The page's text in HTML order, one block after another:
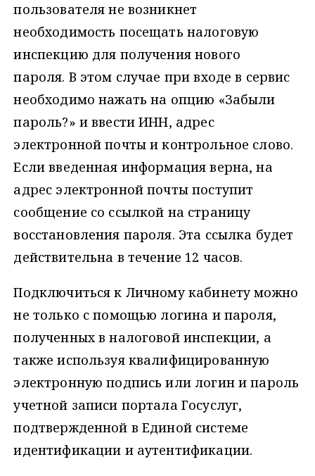
пользователя не возникнет
необходимость посещать налоговую
инспекцию для получения нового
пароля. В этом случае при входе в сервис
необходимо нажать на опцию «Забыли
пароль?» и ввести ИНН, адрес
электронной почты и контрольное слово.
Если введенная информация верна, на
адрес электронной почты поступит
сообщение со ссылкой на страницу
восстановления пароля. Эта ссылка будет
действительна в течение 12 часов.
Подключиться к Личному кабинету можно
не только с помощью логина и пароля,
полученных в налоговой инспекции, а
также используя квалифицированную
электронную подпись или логин и пароль
учетной записи портала Госуслуг,
подтвержденной в Единой системе
идентификации и аутентификации.